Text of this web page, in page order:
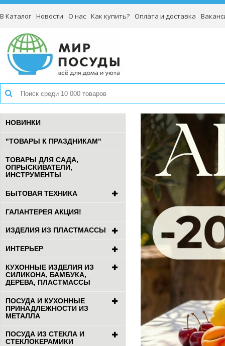
В Каталог Новости О нас Как купить? Оплата и доставка
НОВИНКИ
"ТОВАРЫ К ПРАЗДНИКАМ"
ТОВАРЫ ДЛЯ САДА,
ОПРЫСКИВАТЕЛИ,
ИНСТРУМЕНТЫ
БЫТОВАЯ ТЕХНИКА
ГАЛАНТЕРЕЯ АКЦИЯ!
ИЗДЕЛИЯ ИЗ ПЛАСТМАССЫ
ИНТЕРЬЕР
КУХОННЫЕ ИЗДЕЛИЯ ИЗ
СИЛИКОНА, БАМБУКА,
ДЕРЕВА, ПЛАСТМАССЫ
ПОСУДА И КУХОННЫЕ
ПРИНАДЛЕЖНОСТИ ИЗ
МЕТАЛЛА
ПОСУДА ИЗ СТЕКЛА И
СТЕКЛОКЕРАМИКИ